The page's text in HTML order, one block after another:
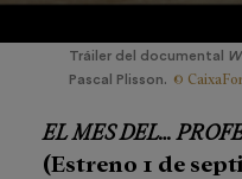
Tráiler del documental
Pascal Plisson. ©
EL MES DEL…
(Estreno 1 de